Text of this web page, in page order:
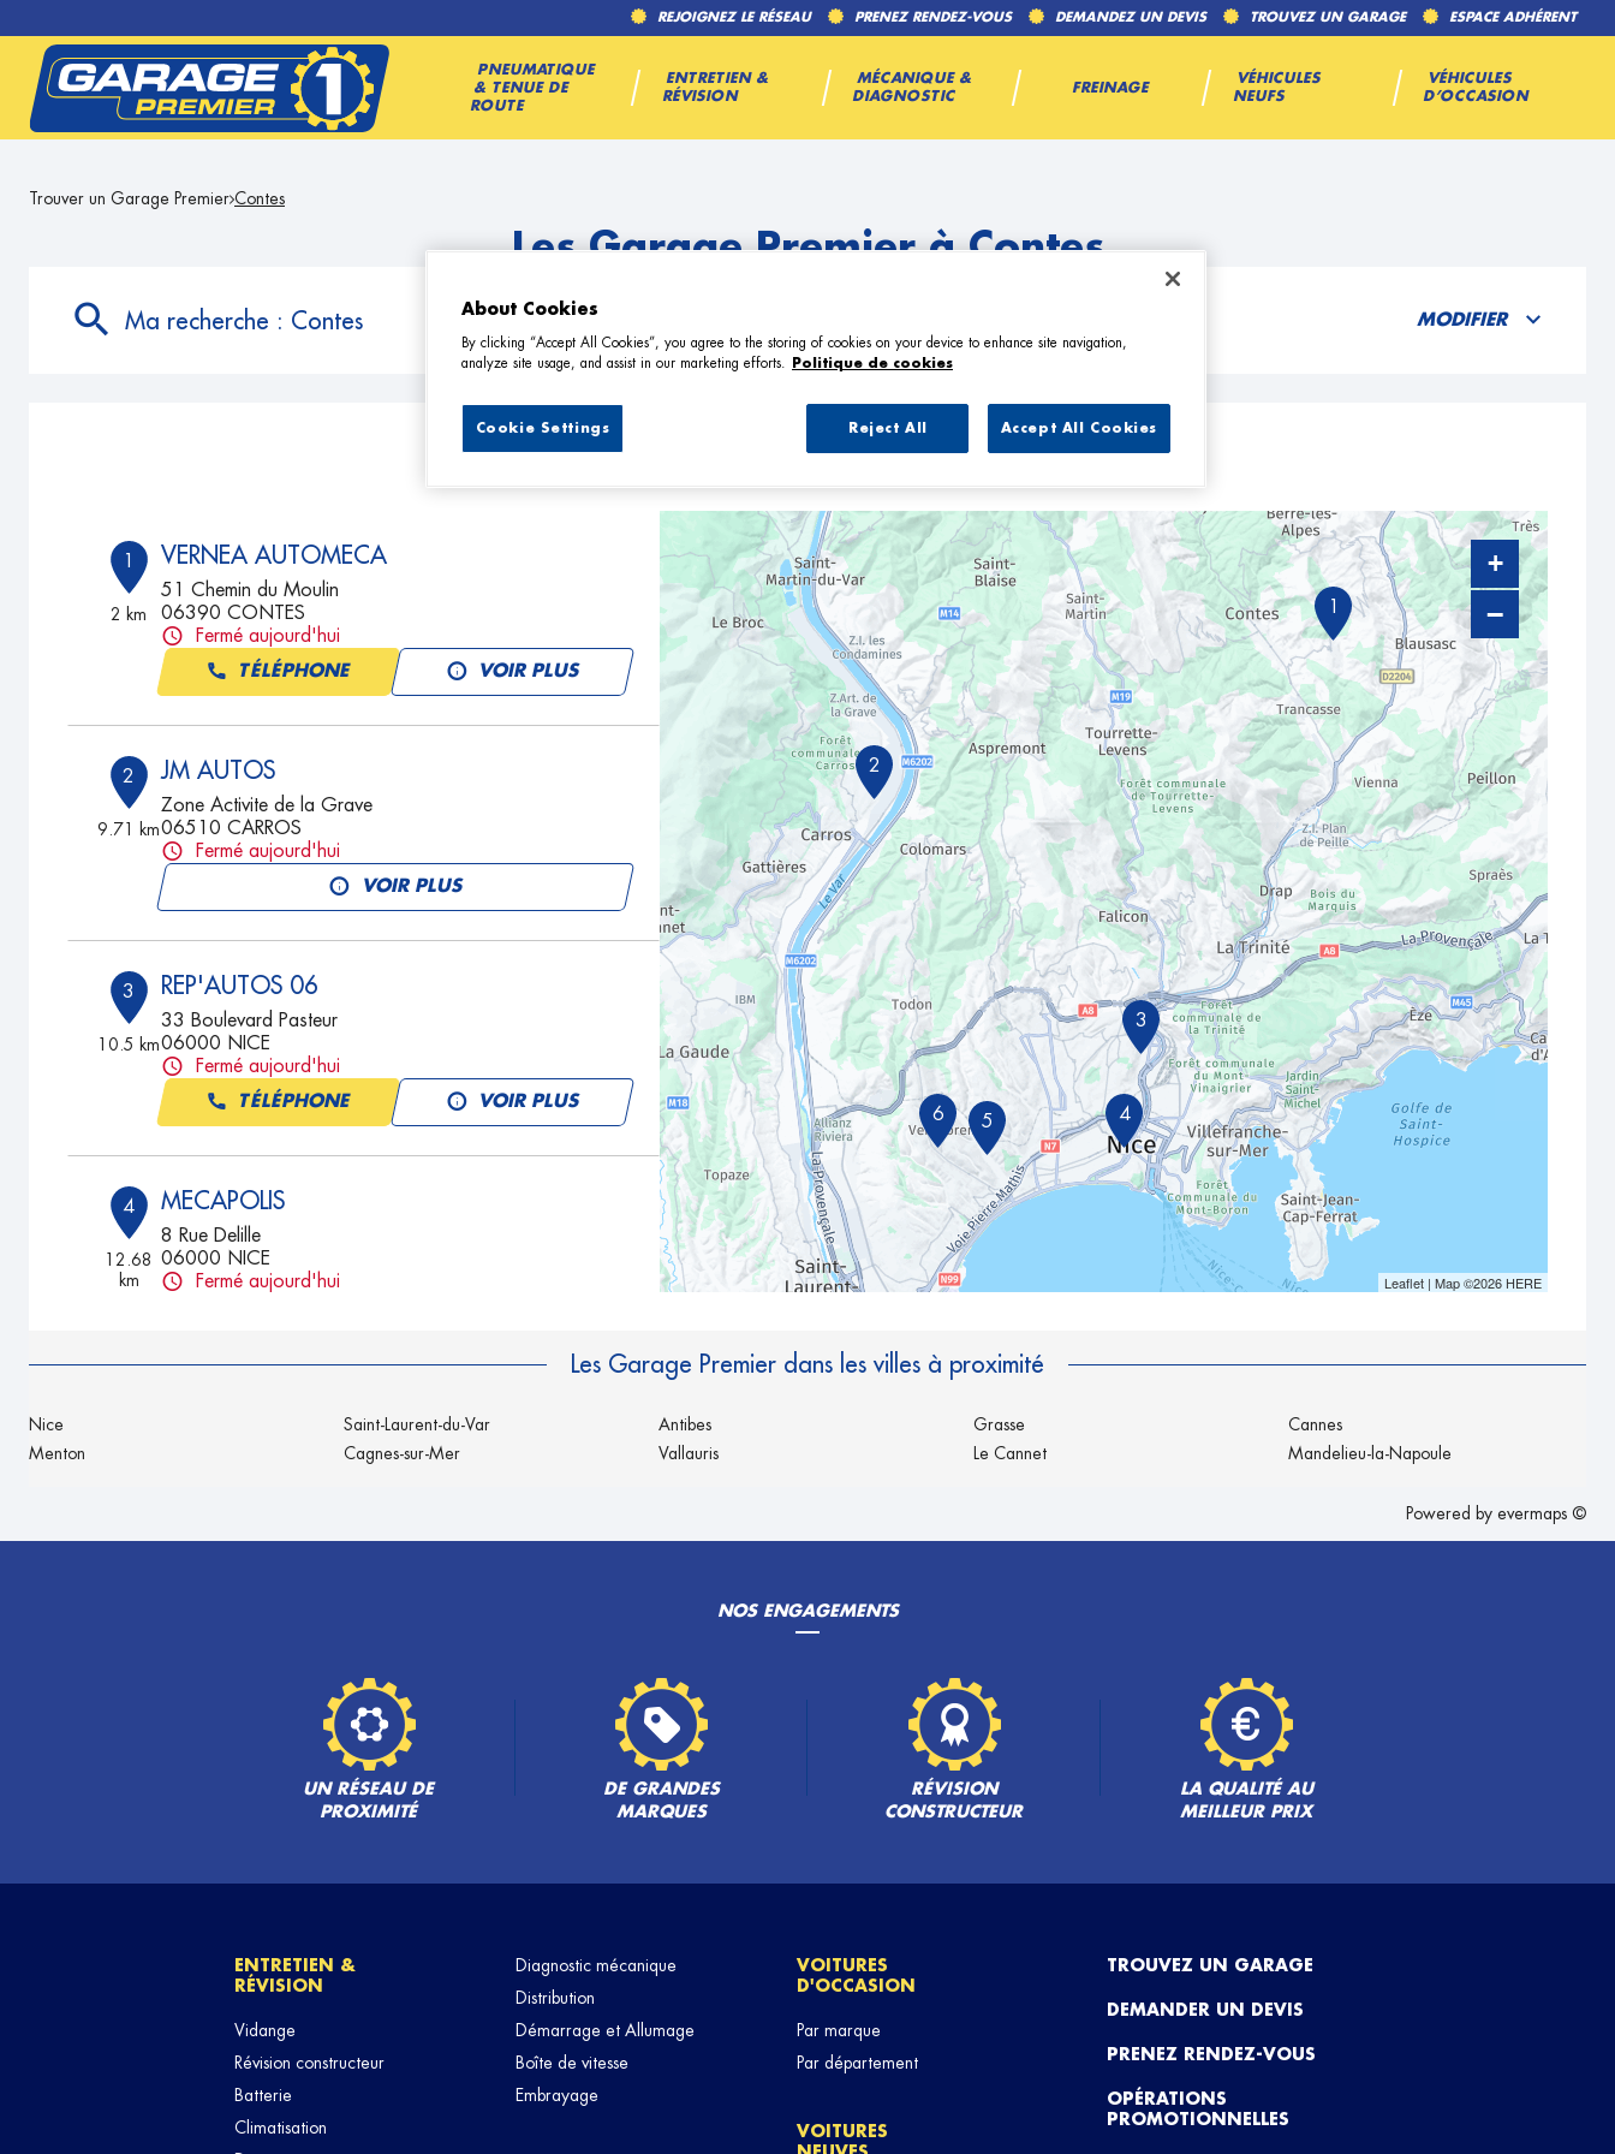
REJOIGNEZ LE RÉSEAU PRENEZ RENDEZ-VOUS DEMANDEZ UN DEVIS TROUVEZ UN GARAGE ESPACE ADHÉRENT
PNEUMATIQUE
& TENUE DE
ROUTE
ENTRETIEN &
RÉVISION
MÉCANIQUE &
DIAGNOSTIC
FREINAGE
VÉHICULES
NEUFS
VÉHICULES
D’OCCASION
Trouver un Garage Premier Contes
Les Garage Premier à Contes
Ma recherche : Contes MODIFIER
6 Garage Premier à Contes
1
2 km
VERNEA AUTOMECA
51 Chemin du Moulin
06390 CONTES
Fermé aujourd'hui
TÉLÉPHONE VOIR PLUS
2
9.71 km
JM AUTOS
Zone Activite de la Grave
06510 CARROS
Fermé aujourd'hui
VOIR PLUS
3
10.5 km
REP'AUTOS 06
33 Boulevard Pasteur
06000 NICE
Fermé aujourd'hui
TÉLÉPHONE VOIR PLUS
4
12.68
km
MECAPOLIS
8 Rue Delille
06000 NICE
Fermé aujourd'hui
GARAGE DU BOULEVARD
97 Boulevard de la Madeleine
Fermé aujourd'hui
TÉLÉPHONE
1
2
6 5 4
3
+
−
Leaflet| Map ©2026 HERE
Les Garage Premier dans les villes à proximité
Nice
Menton
Saint-Laurent-du-Var
Cagnes-sur-Mer
Antibes
Vallauris
Grasse
Le Cannet
Cannes
Mandelieu-la-Napoule
Powered by evermaps ©
NOS ENGAGEMENTS
UN RÉSEAU DE
PROXIMITÉ
DE GRANDES
MARQUES
RÉVISION
CONSTRUCTEUR
LA QUALITÉ AU
MEILLEUR PRIX
ENTRETIEN &
RÉVISION
Vidange
Révision constructeur
Batterie
Climatisation
Diagnostic mécanique
Distribution
Démarrage et Allumage
Boîte de vitesse
Embrayage
VOITURES
D'OCCASION
Par marque
Par département
VOITURES
TROUVEZ UN GARAGE
DEMANDER UN DEVIS
PRENEZ RENDEZ-VOUS
OPÉRATIONS
PROMOTIONNELLES
About Cookies
By clicking “Accept All Cookies”, you agree to the storing of cookies on your device to enhance site navigation,
analyze site usage, and assist in our marketing efforts.
Politique de cookies
Reject All Accept All Cookies
Cookie Settings